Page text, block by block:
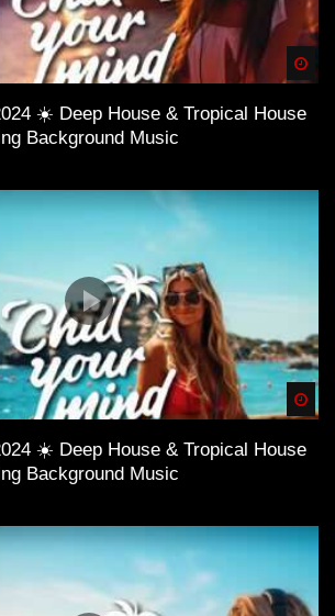
☀️ Deep House & Tropical House
Background Music
☀️ Deep House & Tropical House
Background Music